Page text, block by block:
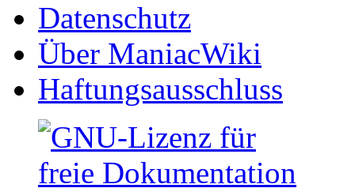
Datenschutz
Über ManiacWiki
Haftungsausschluss